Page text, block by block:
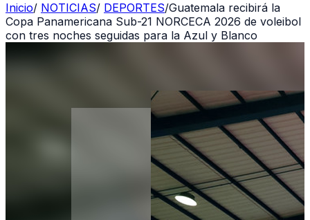
Inicio/ NOTICIAS/ DEPORTES/Guatemala recibirá la
Copa Panamericana Sub-21 NORCECA 2026 de voleibol
con tres noches seguidas para la Azul y Blanco